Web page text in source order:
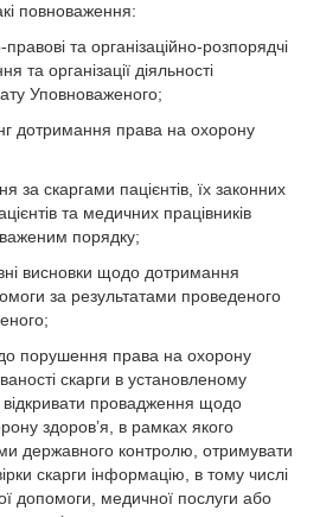
повноваження:
та організаційно-розпорядчі
та організації діяльності
Уповноваженого;
дотримання права на охорону
за скаргами пацієнтів, їх законних
та медичних працівників
порядку;
висновки щодо дотримання
за результатами проведеного
порушення права на охорону
скарги в установленому
провадження щодо
здоров’я, в рамках якого
державного контролю, отримувати
скарги інформацію, в тому числі
допомоги, медичної послуги або